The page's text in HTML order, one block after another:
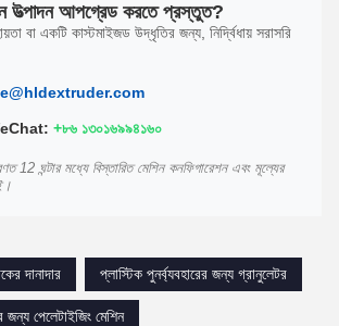
উত্পাদন আপগ্রেড করতে প্রস্তুত?
বা একটি কাস্টমাইজড উদ্ধৃতির জন্য, নির্দ্বিধায় সরাসরি
+৮৬ ১৩০১৬৯৯৪১৬০
12 ঘন্টার মধ্যে বিস্তারিত মেশিন কনফিগারেশন এবং মূল্যের
দানাদার
প্লাস্টিক পুনর্ব্যবহারের জন্য গ্রানুলেটর
জন্য পেলেটাইজিং মেশিন